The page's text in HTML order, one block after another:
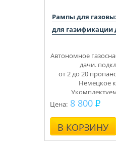
Рампы для
для газификации
Автономное
дачи.
от 2 до 20
Немецкое
Цена: 8 800
В КОРЗИНУ